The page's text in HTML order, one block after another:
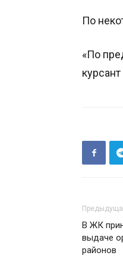
По
«По
В ЖК
выдаче
районов